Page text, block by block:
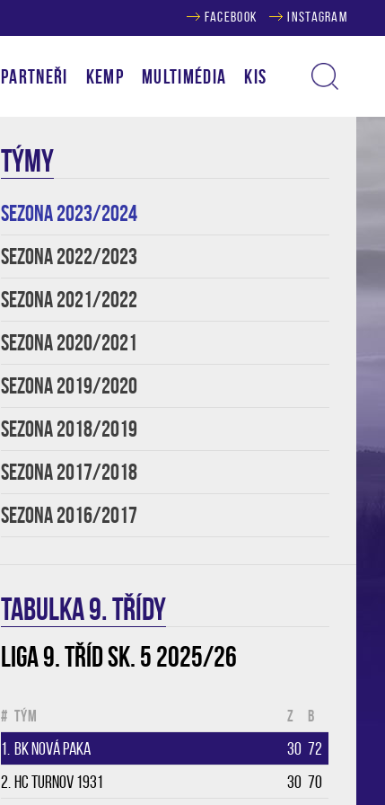
FACEBOOK INSTAGRAM
PARTNEŘI KEMP MULTIMÉDIA KIS
TÝMY
SEZONA 2023/2024
SEZONA 2022/2023
SEZONA 2021/2022
SEZONA 2020/2021
SEZONA 2019/2020
SEZONA 2018/2019
SEZONA 2017/2018
SEZONA 2016/2017
TABULKA 9. třídy
Liga 9. tříd sk. 5 2025/26
# Tým Z B
1. BK Nová Paka 30 72
2. HC Turnov 1931 30 70